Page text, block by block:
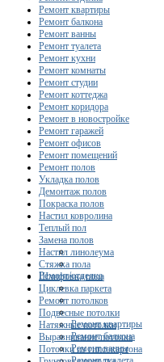
Ремонт/отделка
Ремонт квартиры
Ремонт балкона
Ремонт ванны
Ремонт квартиры
Ремонт балкона
Ремонт ванны
Ремонт туалета
Ремонт кухни
Ремонт комнаты
Ремонт студии
Ремонт коттеджа
Ремонт коридора
Ремонт в новостройке
Ремонт гаражей
Ремонт офисов
Ремонт помещений
Ремонт полов
Укладка полов
Демонтаж полов
Покраска полов
Настил ковролина
Теплый пол
Замена полов
Настил линолеума
Стяжка пола
Шлифовка пола
Циклевка паркета
Ремонт потолков
Подвесные потолки
Натяжные потолки
Выравнивание потолка
Потолки из гипсокартона